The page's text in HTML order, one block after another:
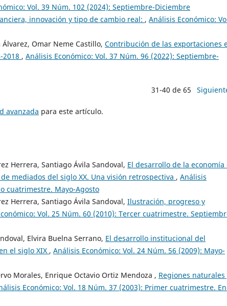
Vol. 39 Núm. 102 (2024): Septiembre-Diciembre
innovación y tipo de cambio real: , Análisis Económico:
Omar Neme Castillo, Contribución de las exportaciones
2018 , Análisis Económico: Vol. 37 Núm. 96 (2022): Septiembre-
31-40 de 65
avanzada para este artículo.
Herrera, Santiago Ávila Sandoval, El desarrollo de la economía
mediados del siglo XX. Una visión retrospectiva , Análisis
cuatrimestre. Mayo-Agosto
Herrera, Santiago Ávila Sandoval, Ilustración, progreso y
Vol. 25 Núm. 60 (2010): Tercer cuatrimestre.
Elvira Buelna Serrano, El desarrollo institucional del
el siglo XIX , Análisis Económico: Vol. 24 Núm. 56 (2009): Mayo-
Morales, Enrique Octavio Ortiz Mendoza , Regiones naturales
Económico: Vol. 18 Núm. 37 (2003): Primer cuatrimestre.